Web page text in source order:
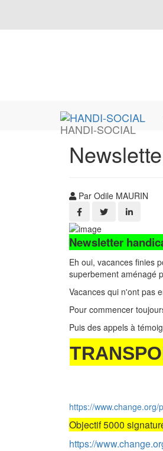
HANDI-SOCIAL
Par Odile MAURIN
Newsletter
Eh oui, vacances finies
superbement aménagé
Vacances qui n'ont pas
Pour commencer
Puis des appels à
https://
Objectif 5000
https://